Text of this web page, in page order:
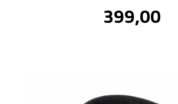
Pris
399,00